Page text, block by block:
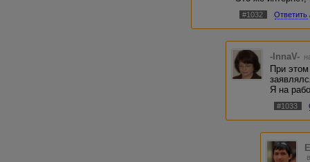
#1032 Ответить
-InnaV-
При
Я на
#1033